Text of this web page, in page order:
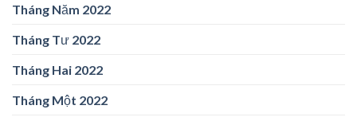
Tháng Năm 2022
Tháng Tư 2022
Tháng Hai 2022
Tháng Một 2022